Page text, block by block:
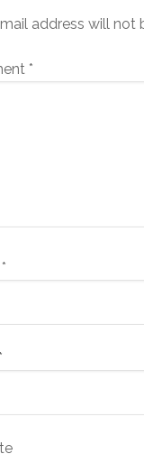
address will not
*
*